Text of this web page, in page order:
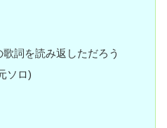
詞を読み返しただろう
ソロ)